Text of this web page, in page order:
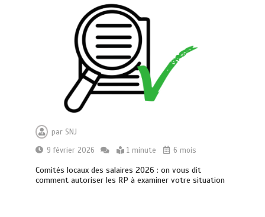
par SNJ
9 février 2026
1 minute 6 mois
Comités locaux des salaires 2026 : on vous dit
comment autoriser les RP à examiner votre situation